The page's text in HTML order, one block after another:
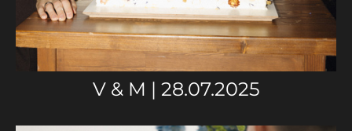
V & M | 28.07.2025